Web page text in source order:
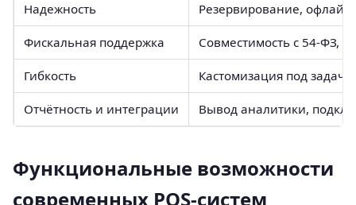
Надежность Резервирование,
Фискальная поддержка Совместимость с 54-ФЗ,
Гибкость Кастомизация под
Отчётность и интеграции Вывод аналитики,
Функциональные возможности
современных POS-систем